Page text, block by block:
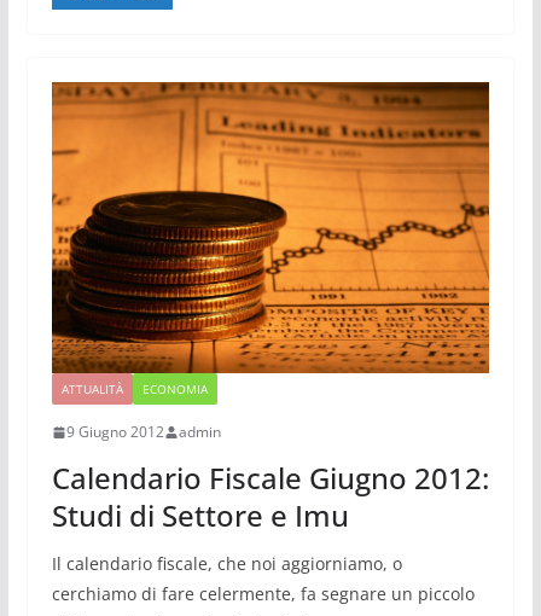
ATTUALITÀ ECONOMIA
9 Giugno 2012 admin
Calendario Fiscale Giugno 2012:
Studi di Settore e Imu
Il calendario fiscale, che noi aggiorniamo, o
cerchiamo di fare celermente, fa segnare un piccolo